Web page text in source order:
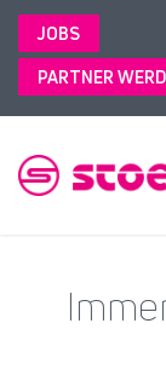
JOBS
PARTNER